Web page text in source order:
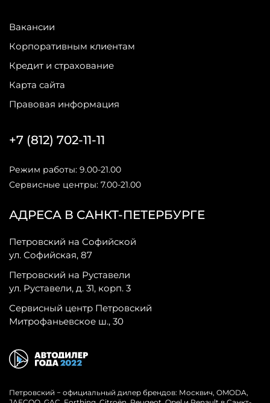
Вакансии
Корпоративным клиентам
Кредит и страхование
Карта сайта
Правовая информация
АДРЕСА В САНКТ-ПЕТЕРБУРГЕ
Петровский на Софийской
ул. Софийская, 87
Петровский на Руставели
ул. Руставели, д. 31, корп. 3
Сервисный центр Петровский
Митрофаньевское ш., 30
+7 (812) 702-11-11
Режим работы: 9.00-21.00
Сервисные центры: 7.00-21.00
Петровский − официальный дилер брендов: Москвич, OMODA,